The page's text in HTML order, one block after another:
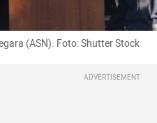
(ASN). Foto: Shutter Stock
ADVERTISEMENT